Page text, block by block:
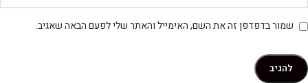
שמור בדפדפן זה את השם, האימייל והאתר שלי לפעם הבאה שאגיב.